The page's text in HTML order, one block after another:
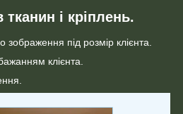
тканин і кріплень.
під розмір клієнта.
клієнта.